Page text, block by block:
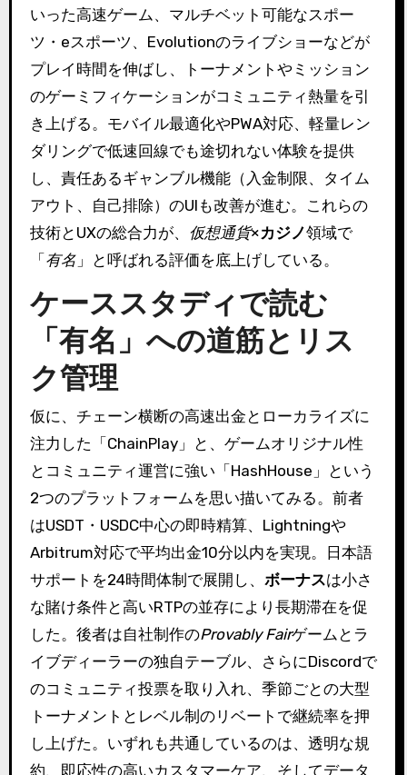
いった高速ゲーム、マルチベット可能なスポー
ツ・eスポーツ、Evolutionのライブショーなどが
プレイ時間を伸ばし、トーナメントやミッション
のゲーミフィケーションがコミュニティ熱量を引
き上げる。モバイル最適化やPWA対応、軽量レン
ダリングで低速回線でも途切れない体験を提供
し、責任あるギャンブル機能（入金制限、タイム
アウト、自己排除）のUIも改善が進む。これらの
技術とUXの総合力が、 仮想通貨×カジノ領域で
「有名」と呼ばれる評価を底上げしている。
ケーススタディで読む
「有名」への道筋とリス
ク管理
仮に、チェーン横断の高速出金とローカライズに
注力した「ChainPlay」と、ゲームオリジナル性
とコミュニティ運営に強い「HashHouse」という
2つのプラットフォームを思い描いてみる。前者
はUSDT・USDC中心の即時精算、Lightningや
Arbitrum対応で平均出金10分以内を実現。日本語
サポートを24時間体制で展開し、 ボーナスは小さ
な賭け条件と高いRTPの並存により長期滞在を促
した。後者は自社制作のProvably Fairゲームとラ
イブディーラーの独自テーブル、さらにDiscordで
のコミュニティ投票を取り入れ、季節ごとの大型
トーナメントとレベル制のリベートで継続率を押
し上げた。いずれも共通しているのは、透明な規
約、即応性の高いカスタマーケア、そしてデータ